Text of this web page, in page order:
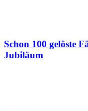
Schon 100 gelöste
Jubiläum